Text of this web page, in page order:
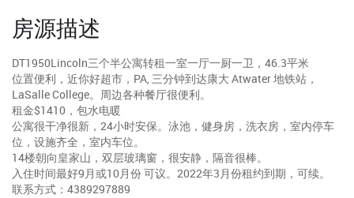
房源描述
DT1950Lincoln三个半公寓转租一室一厅一厨一卫，46.3平米
位置便利，近你好超市，PA, 三分钟到达康大 Atwater 地铁站，
LaSalle College。周边各种餐厅很便利。
租金$1410，包水电暖
公寓很干净很新，24小时安保。泳池，健身房，洗衣房，室内停车
位，设施齐全，室内车位。
14楼朝向皇家山，双层玻璃窗，很安静，隔音很棒。
入住时间最好9月或10月份 可议。2022年3月份租约到期，可续。
联系方式：4389297889